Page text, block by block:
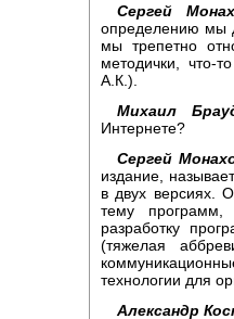
Сергей
определению мы
мы трепетно
методички, что-
А.К.).
Михаил
Интернете?
Сергей
издание,
в двух версиях.
тему программ,
разработку
(тяжелая
технологии для
Александр